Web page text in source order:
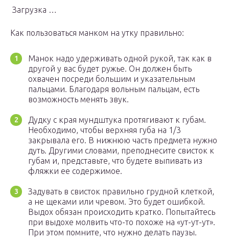
Загрузка …
Как пользоваться манком на утку правильно:
Манок надо удерживать одной рукой, так как в
другой у вас будет ружье. Он должен быть
охвачен посреди большим и указательным
пальцами. Благодаря вольным пальцам, есть
возможность менять звук.
Дудку с края мундштука протягивают к губам.
Необходимо, чтобы верхняя губа на 1/3
закрывала его. В нижнюю часть предмета нужно
дуть. Другими словами, преподнесите свисток к
губам и, представьте, что будете выпивать из
фляжки ее содержимое.
Задувать в свисток правильно грудной клеткой,
а не щеками или чревом. Это будет ошибкой.
Выдох обязан происходить кратко. Попытайтесь
при выдохе молвить что-то похоже на «ут-ут-ут».
При этом помните, что нужно делать паузы.